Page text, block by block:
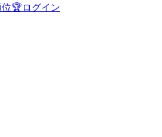
位🏆 ログイン